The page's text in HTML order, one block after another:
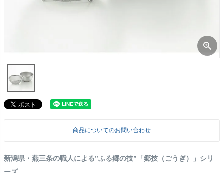
商品についてのお問い合わせ
新潟県・燕三条の職人による”ふる郷の技”「郷技（ごうぎ）」シリ